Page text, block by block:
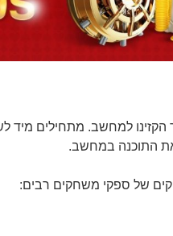
הקזינו למחשב. מתחילים מיד
את התוכנה במחשב.
של ספקי משחקים רבים: